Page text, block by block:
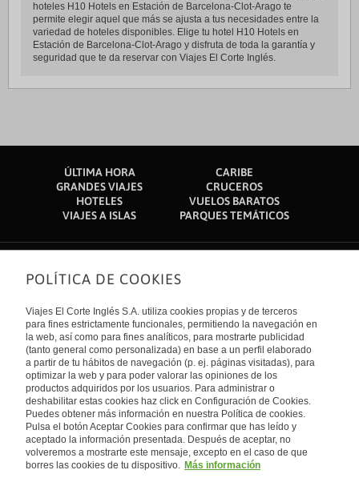
hoteles H10 Hotels en Estación de Barcelona-Clot-Arago te
permite elegir aquel que más se ajusta a tus necesidades entre la
variedad de hoteles disponibles. Elige tu hotel H10 Hotels en
Estación de Barcelona-Clot-Arago y disfruta de toda la garantía y
seguridad que te da reservar con Viajes El Corte Inglés.
ÚLTIMA HORA
CARIBE
GRANDES VIAJES
CRUCEROS
HOTELES
VUELOS BARATOS
VIAJES A ISLAS
PARQUES TEMÁTICOS
Sobre nosotros
Quiénes somos
Financiación
Sostenibilidad
Turismo accesible
Tarjeta El Corte Inglés
Trabaja con nosotros
El Corte Inglés
Canal Ético
Enlaces de interés
Guías de viaje
Catálogos
Auto check-in
Condiciones Generales
Política de privacidad
Política de cookies
Accesibilidad
Empresas/ Grupos
Internacional
España
Visita nuestro blog
Blog de Viajes el Corte inglés
POLÍTICA DE COOKIES
Viajes El Corte Inglés S.A. utiliza cookies propias y de terceros
para fines estrictamente funcionales, permitiendo la navegación en
la web, así como para fines analíticos, para mostrarte publicidad
(tanto general como personalizada) en base a un perfil elaborado
a partir de tu hábitos de navegación (p. ej. páginas visitadas), para
optimizar la web y para poder valorar las opiniones de los
productos adquiridos por los usuarios. Para administrar o
deshabilitar estas cookies haz click en Configuración de Cookies.
Puedes obtener más información en nuestra Política de cookies.
Pulsa el botón Aceptar Cookies para confirmar que has leído y
aceptado la información presentada. Después de aceptar, no
volveremos a mostrarte este mensaje, excepto en el caso de que
borres las cookies de tu dispositivo. Más información